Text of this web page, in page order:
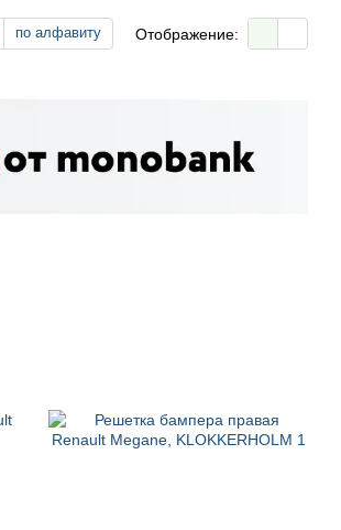
по алфавиту Отображение: